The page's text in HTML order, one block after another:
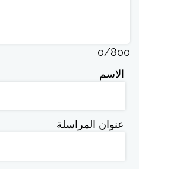
0/800
الاسم
عنوان المراسلة